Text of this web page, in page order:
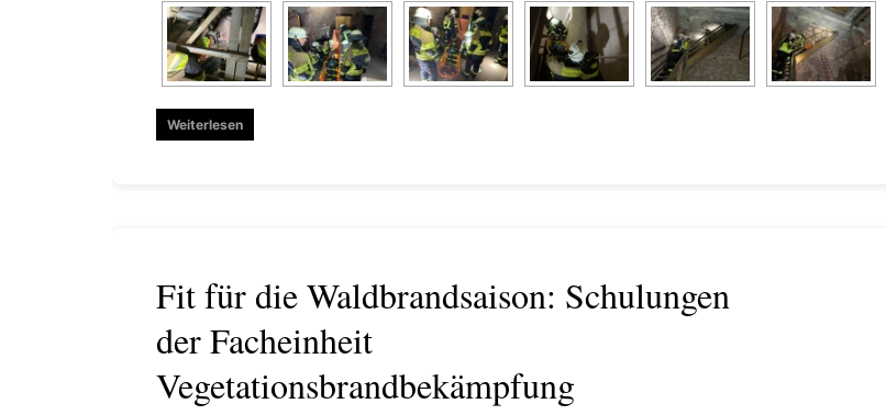
Weiterlesen
Fit für die Waldbrandsaison: Schulungen
der Facheinheit
Vegetationsbrandbekämpfung